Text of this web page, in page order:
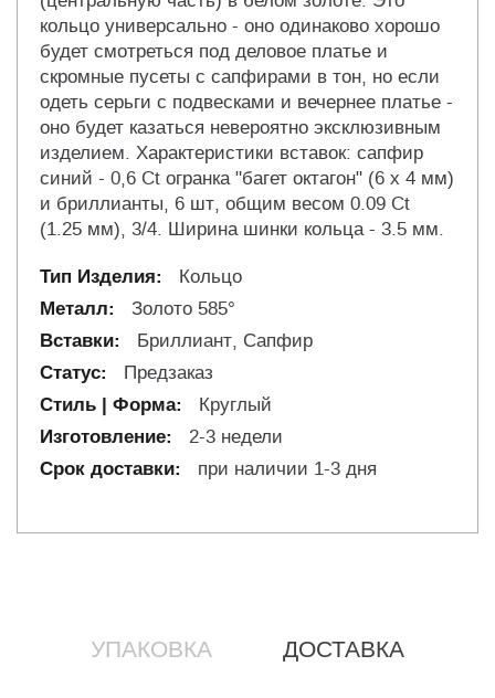
кольцо универсально - оно одинаково хорошо
будет смотреться под деловое платье и
скромные пусеты с сапфирами в тон, но если
одеть серьги с подвесками и вечернее платье -
оно будет казаться невероятно эксклюзивным
изделием. Характеристики вставок: сапфир
синий - 0,6 Ct огранка "багет октагон" (6 х 4 мм)
и бриллианты, 6 шт, общим весом 0.09 Ct
(1.25 мм), 3/4. Ширина шинки кольца - 3.5 мм.
Кольцо
Золото 585°
Бриллиант, Сапфир
Предзаказ
Круглый
2-3 недели
при наличии 1-3 дня
УПАКОВКА ДОСТАВКА